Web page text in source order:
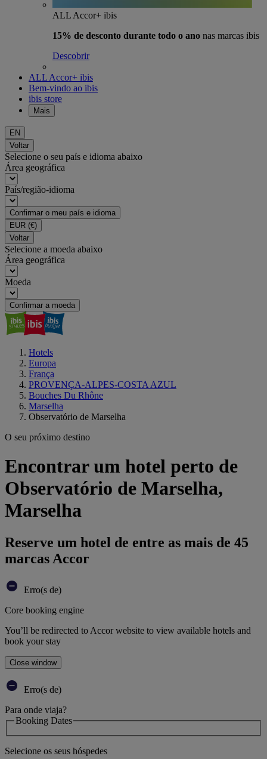
ALL Accor+ ibis
15% de desconto durante todo o ano nas marcas ibis
Descobrir
ALL Accor+ ibis
Bem-vindo ao ibis
ibis store
Mais
EN
Voltar
Selecione o seu país e idioma abaixo
Área geográfica
País/região-idioma
Confirmar o meu país e idioma
EUR (€)
Voltar
Selecione a moeda abaixo
Área geográfica
Moeda
Confirmar a moeda
Hotels
Europa
França
PROVENÇA-ALPES-COSTA AZUL
Bouches Du Rhône
Marselha
Observatório de Marselha
O seu próximo destino
Encontrar um hotel perto de
Observatório de Marselha,
Marselha
Reserve um hotel de entre as mais de 45
marcas Accor
Erro(s de)
Core booking engine
You’ll be redirected to Accor website to view available hotels and
book your stay
Close window
Erro(s de)
Para onde viaja?
Booking Dates
Selecione os seus hóspedes